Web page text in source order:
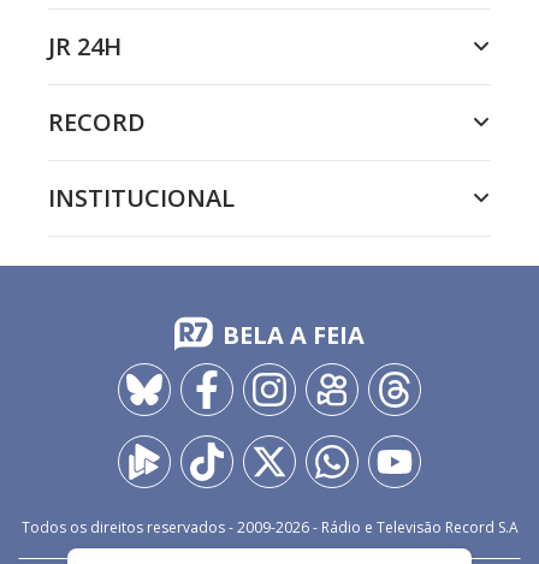
JR 24H
RECORD
INSTITUCIONAL
BELA A FEIA
Todos os direitos reservados - 2009-2026- Rádio e Televisão Record S.A